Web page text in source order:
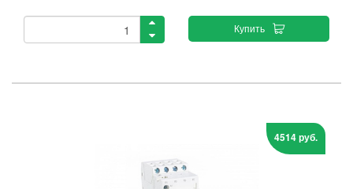
Купить
4514 руб.